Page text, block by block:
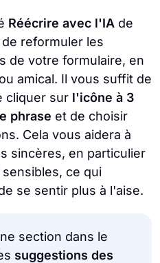
Réécrire avec l'IA de
reformuler les
de votre formulaire, en
amical. Il vous suffit de
cliquer sur l'icône à 3
phrase et de choisir
Cela vous aidera à
sincères, en particulier
ce qui
se sentir plus à l'aise.
section dans le
suggestions des